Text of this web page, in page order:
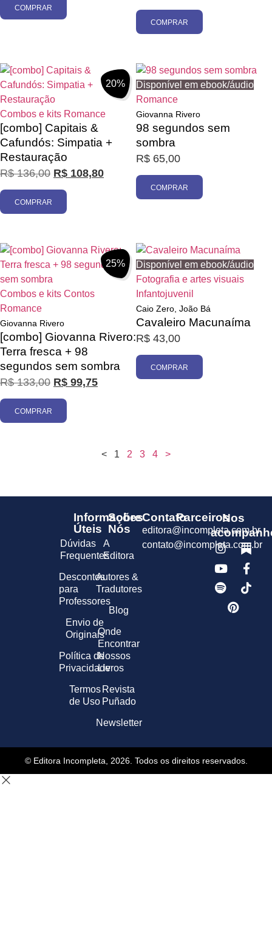
COMPRAR
COMPRAR
20%
Combos e kits Romance
[combo] Capitais &
Cafundós: Simpatia +
Restauração
R$136,00 R$ 108,80
COMPRAR
Disponível em ebook/áudio
Romance
Giovanna Rivero
98 segundos sem
sombra
R$ 65,00
COMPRAR
25%
Combos e kits Contos
Romance
Giovanna Rivero
[combo] Giovanna Rivero:
Terra fresca + 98
segundos sem sombra
R$133,00 R$ 99,75
COMPRAR
Disponível em ebook/áudio
Fotografia e artes visuais
Infantojuvenil
Caio Zero, João Bá
Cavaleiro Macunaíma
R$ 43,00
COMPRAR
< 1 2 3 4 >
Informações
Úteis
Dúvidas
Frequentes
Descontos
para
Professores
Envio de
Originais
Política de
Privacidade
Termos
de Uso
Sobre
Nós
A
Editora
Autores &
Tradutores
Blog
Onde
Encontrar
Nossos
Livros
Revista
Puñado
Newsletter
Contato
editora@incompleta.com.br
contato@incompleta.com.br
ParceirosNos
© Editora Incompleta, 2026. Todos os direitos reservados.